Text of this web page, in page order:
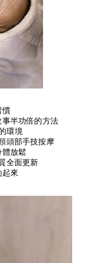
慣
半功倍的方法
環境
頭部手技按摩
體放鬆
全面更新
起來